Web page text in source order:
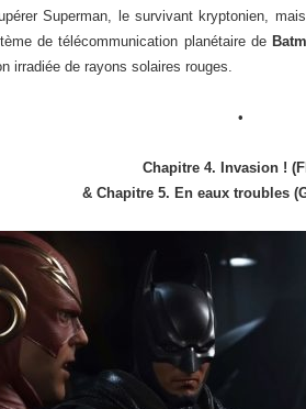
Superman, le survivant kryptonien,
de télécommunication planétaire de
irradiée de rayons solaires rouges.
•
Chapitre 4. Invasion !
& Chapitre 5. En eaux troubles